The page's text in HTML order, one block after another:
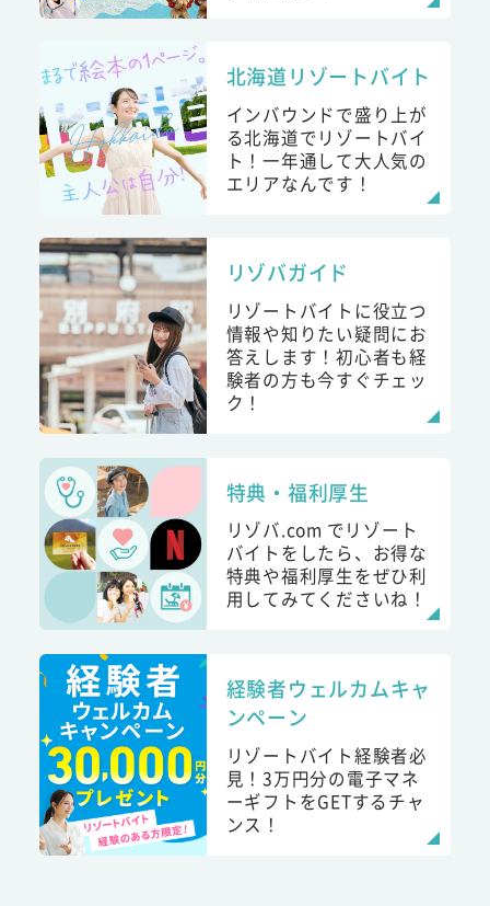
北海道リゾートバイト
インバウンドで盛り上が
る北海道でリゾートバイ
ト！一年通して大人気の
エリアなんです！
リゾバガイド
リゾートバイトに役立つ
情報や知りたい疑問にお
答えします！初心者も経
験者の方も今すぐチェッ
ク！
特典・福利厚生
リゾバ.com でリゾート
バイトをしたら、お得な
特典や福利厚生をぜひ利
用してみてくださいね！
経験者ウェルカムキャ
ンペーン
リゾートバイト経験者必
見！3万円分の電子マネ
ーギフトをGETするチャ
ンス！